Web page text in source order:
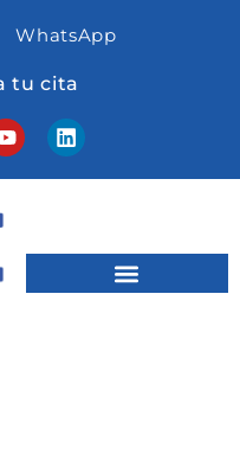
WhatsApp
tu cita